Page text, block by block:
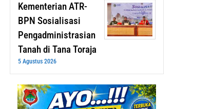
Kementerian ATR-
BPN Sosialisasi
Pengadministrasian
Tanah di Tana Toraja
5 Agustus 2026